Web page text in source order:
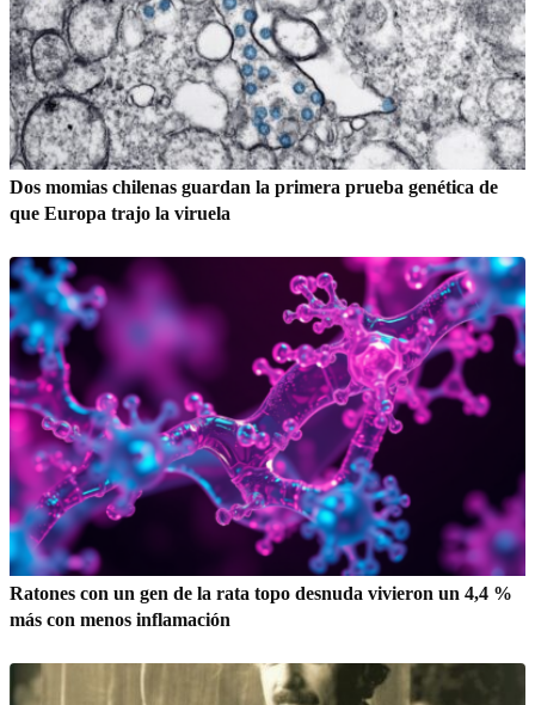
Dos momias chilenas guardan la primera prueba genética de
que Europa trajo la viruela
Ratones con un gen de la rata topo desnuda vivieron un 4,4 %
más con menos inflamación